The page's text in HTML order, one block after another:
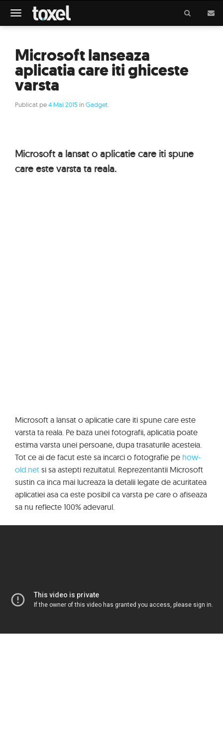
Meniu
Microsoft lanseaza
aplicatia care iti ghiceste
varsta
Publicat pe4 Mai 2015 inGadget
Microsoft a lansat o aplicatie care iti spune
care este varsta ta reala.
Microsoft a lansat o aplicatie care iti spune care este
varsta ta reala. Pe baza unei fotografii, aplicatia poate
estima varsta unei persoane, dupa trasaturile acesteia.
Tot ce ai de facut este sa incarci o fotografie pe how-
old.net si sa astepti rezultatul. Reprezentantii Microsoft
sustin ca inca mai lucreaza la detalii legate de acuritatea
aplicatiei asa ca este posibil ca varsta pe care o afiseaza
sa nu reflecte 100% adevarul.